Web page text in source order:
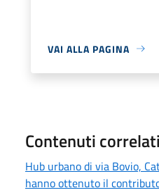
VAI ALLA PAGINA
Contenuti correlati
Hub urbano di via Bovio,
hanno ottenuto il